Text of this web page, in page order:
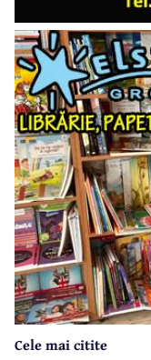
Cele mai citite